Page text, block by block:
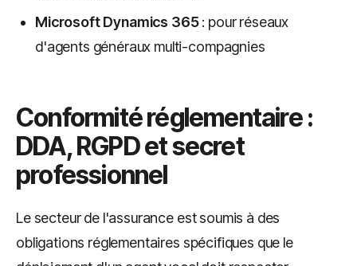
Microsoft Dynamics 365: pour réseaux
d'agents généraux multi-compagnies
Conformité réglementaire :
DDA, RGPD et secret
professionnel
Le secteur de l'assurance est soumis à des
obligations réglementaires spécifiques que le